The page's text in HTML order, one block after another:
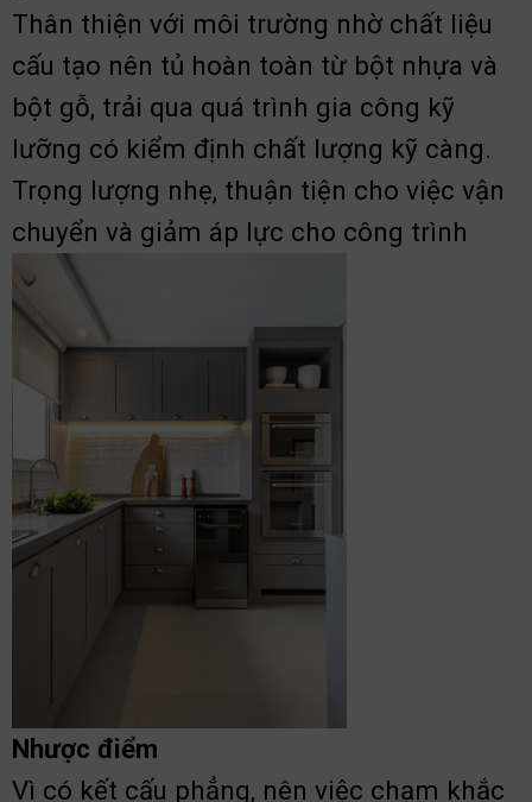
Thân thiện với môi trường nhờ chất liệu
cấu tạo nên tủ hoàn toàn từ bột nhựa và
bột gỗ, trải qua quá trình gia công kỹ
lưỡng có kiểm định chất lượng kỹ càng.
Trọng lượng nhẹ, thuận tiện cho việc vận
chuyển và giảm áp lực cho công trình
Nhược điểm
Vì có kết cấu phẳng, nên việc chạm khắc